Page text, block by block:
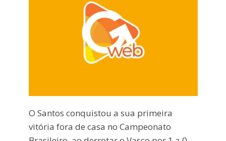
O Santos conquistou a sua primeira
vitória fora de casa no Campeonato